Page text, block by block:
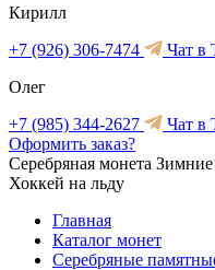
Кирилл
+7 (926) 306-7474
Чат в
Олег
+7 (985) 344-2627
Чат в
Оформить заказ?
Серебряная монета
Хоккей на льду
Главная
Каталог монет
Серебряные